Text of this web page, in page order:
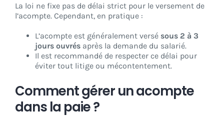
La loi ne fixe pas de délai strict pour le versement de
l’acompte. Cependant, en pratique :
L’acompte est généralement versé sous 2 à 3
jours ouvrés après la demande du salarié.
Il est recommandé de respecter ce délai pour
éviter tout litige ou mécontentement.
Comment gérer un acompte
dans la paie ?